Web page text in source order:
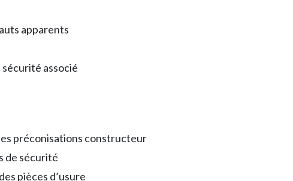
apparents
sécurité associé
préconisations constructeur
de sécurité
des pièces d’usure